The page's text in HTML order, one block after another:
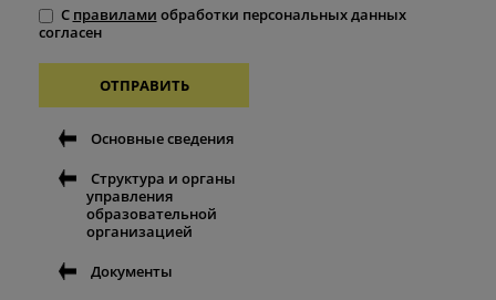
С правилами обработки персональных данных
согласен
ОТПРАВИТЬ
Основные сведения
Структура и органы
управления
образовательной
организацией
Документы